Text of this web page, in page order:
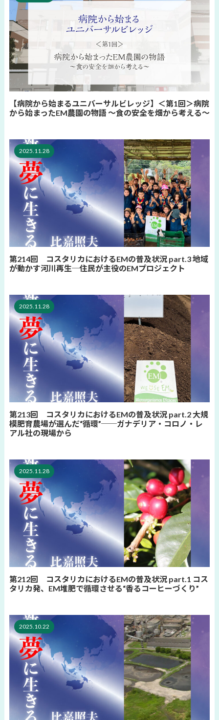
【病院から始まるユニバーサルビレッジ】＜第1回＞病院
から始まったEM農園の物語 〜食の安全を畑から考える〜
2025.11.28
第214回 コスタリカにおけるEMの普及状況 part.3 地域
が動かす河川再生─住民が主役のEMプロジェクト
2025.11.28
第213回 コスタリカにおけるEMの普及状況 part.2 大規
模肥育農場が選んだ“循環”──ガナデリア・コロノ・レ
アル社の現場から
2025.11.28
第212回 コスタリカにおけるEMの普及状況 part.1 コス
タリカ発、EM堆肥で循環させる“香るコーヒーづくり”
2025.10.22